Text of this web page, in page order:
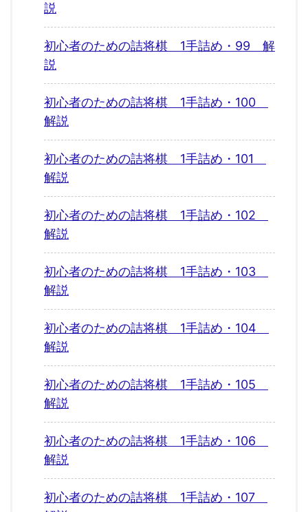
説
初心者のための詰将棋 1手詰め・99 解
説
初心者のための詰将棋 1手詰め・100
解説
初心者のための詰将棋 1手詰め・101
解説
初心者のための詰将棋 1手詰め・102
解説
初心者のための詰将棋 1手詰め・103
解説
初心者のための詰将棋 1手詰め・104
解説
初心者のための詰将棋 1手詰め・105
解説
初心者のための詰将棋 1手詰め・106
解説
初心者のための詰将棋 1手詰め・107